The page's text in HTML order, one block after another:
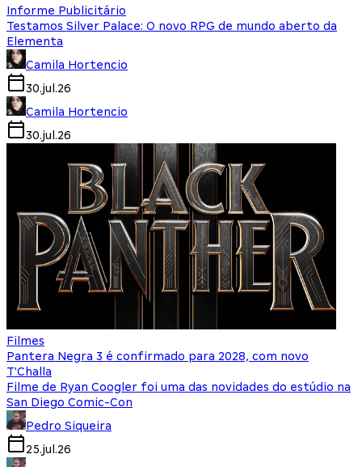
Informe Publicitário
Testamos Silver Palace: O novo RPG de mundo aberto da
Elementa
Camila Hortencio
30.jul.26
Camila Hortencio
30.jul.26
Filmes
Pantera Negra 3 é confirmado para 2028, com novo
T'Challa
Filme de Ryan Coogler foi uma das novidades do estúdio na
San Diego Comic-Con
Pedro Siqueira
25.jul.26